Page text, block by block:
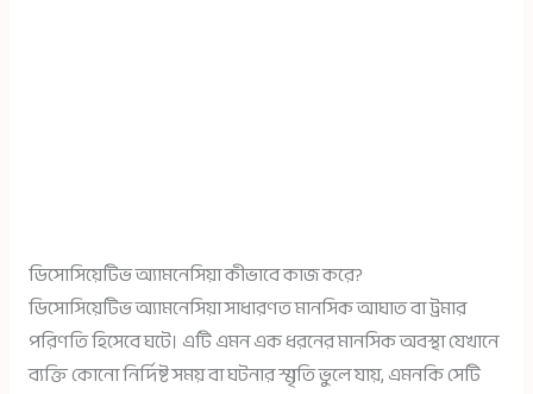
ডিসোসিয়েটিভ অ্যামনেসিয়া কীভাবে কাজ করে?
ডিসোসিয়েটিভ অ্যামনেসিয়া সাধারণত মানসিক আঘাত বা ট্রমার
পরিণতি হিসেবে ঘটে। এটি এমন এক ধরনের মানসিক অবস্থা যেখানে
ব্যক্তি কোনো নির্দিষ্ট সময় বা ঘটনার স্মৃতি ভুলে যায়, এমনকি সেটি